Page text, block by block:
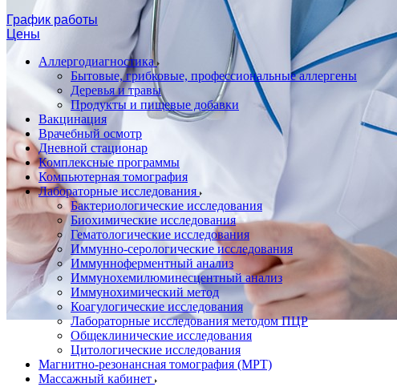
График работы
Цены
Аллергодиагностика
Бытовые, грибковые, профессиональные аллергены
Деревья и травы
Продукты и пищевые добавки
Вакцинация
Врачебный осмотр
Дневной стационар
Комплексные программы
Компьютерная томография
Лабораторные исследования
Бактериологические исследования
Биохимические исследования
Гематологические исследования
Иммунно-серологические исследования
Иммунноферментный анализ
Иммунохемилюминесцентный анализ
Иммунохимический метод
Коагулогические исследования
Лабораторные исследования методом ПЦР
Общеклинические исследования
Цитологические исследования
Магнитно-резонансная томография (МРТ)
Массажный кабинет